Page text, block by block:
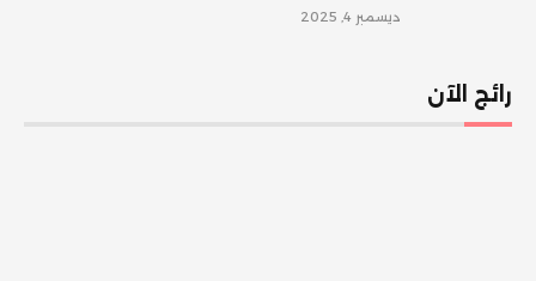
ديسمبر 4, 2025
رائج الآن